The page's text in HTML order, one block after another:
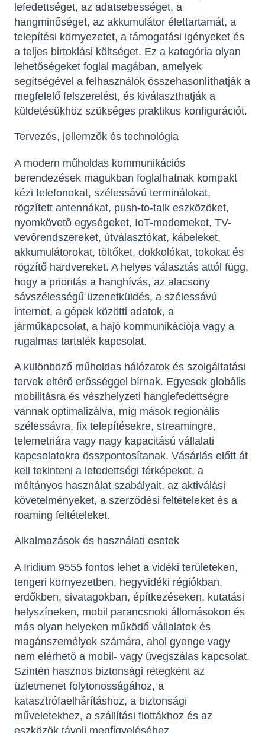
lefedettséget, az adatsebességet, a
hangminőséget, az akkumulátor élettartamát, a
telepítési környezetet, a támogatási igényeket és
a teljes birtoklási költséget. Ez a kategória olyan
lehetőségeket foglal magában, amelyek
segítségével a felhasználók összehasonlíthatják a
megfelelő felszerelést, és kiválaszthatják a
küldetésükhöz szükséges praktikus konfigurációt.
Tervezés, jellemzők és technológia
A modern műholdas kommunikációs
berendezések magukban foglalhatnak kompakt
kézi telefonokat, szélessávú terminálokat,
rögzített antennákat, push-to-talk eszközöket,
nyomkövető egységeket, IoT-modemeket, TV-
vevőrendszereket, útválasztókat, kábeleket,
akkumulátorokat, töltőket, dokkolókat, tokokat és
rögzítő hardvereket. A helyes választás attól függ,
hogy a prioritás a hanghívás, az alacsony
sávszélességű üzenetküldés, a szélessávú
internet, a gépek közötti adatok, a
járműkapcsolat, a hajó kommunikációja vagy a
rugalmas tartalék kapcsolat.
A különböző műholdas hálózatok és szolgáltatási
tervek eltérő erősséggel bírnak. Egyesek globális
mobilitásra és vészhelyzeti hanglefedettségre
vannak optimalizálva, míg mások regionális
szélessávra, fix telepítésekre, streamingre,
telemetriára vagy nagy kapacitású vállalati
kapcsolatokra összpontosítanak. Vásárlás előtt át
kell tekinteni a lefedettségi térképeket, a
méltányos használat szabályait, az aktiválási
követelményeket, a szerződési feltételeket és a
roaming feltételeket.
Alkalmazások és használati esetek
A Iridium 9555 fontos lehet a vidéki területeken,
tengeri környezetben, hegyvidéki régiókban,
erdőkben, sivatagokban, építkezéseken, kutatási
helyszíneken, mobil parancsnoki állomásokon és
más olyan helyeken működő vállalatok és
magánszemélyek számára, ahol gyenge vagy
nem elérhető a mobil- vagy üvegszálas kapcsolat.
Szintén hasznos biztonsági rétegként az
üzletmenet folytonosságához, a
katasztrófaelhárításhoz, a biztonsági
műveletekhez, a szállítási flottákhoz és az